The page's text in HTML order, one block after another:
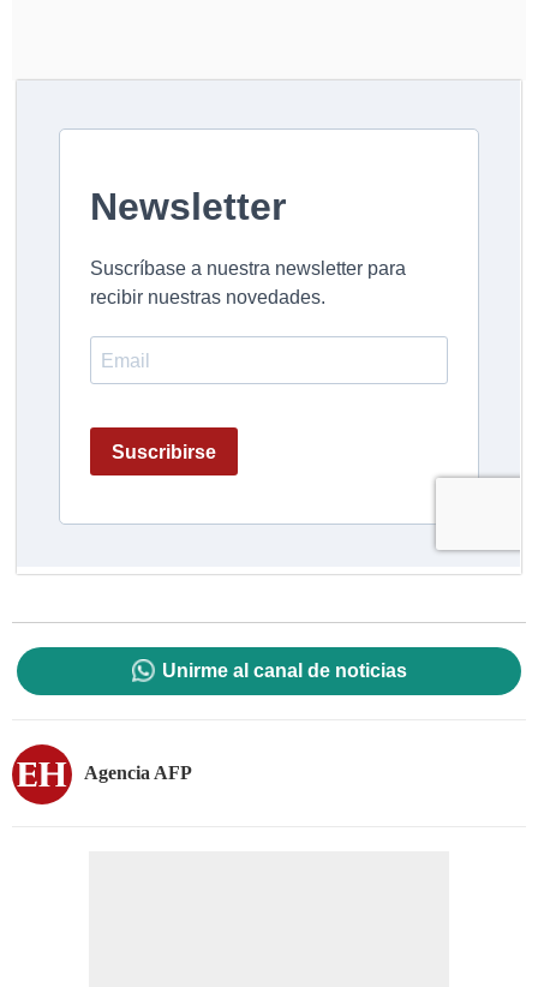
Unirme al canal de noticias
Agencia AFP